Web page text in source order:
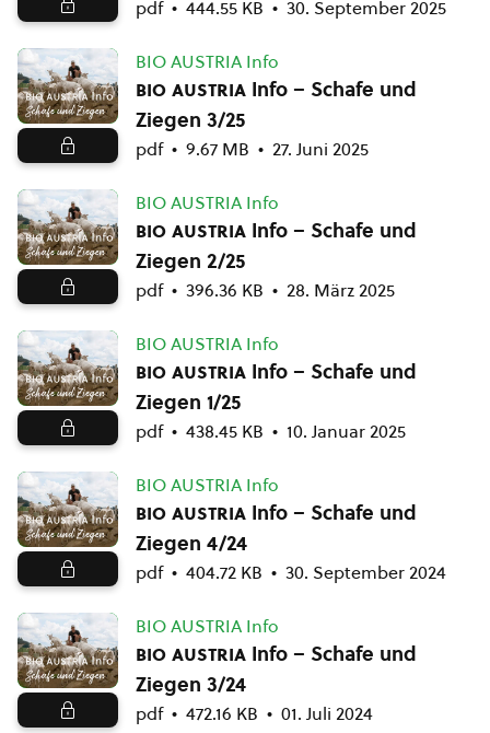
pdf 444.55 KB 30. September 2025
BIO AUSTRIA Info
bio austria Info – Schafe und
Ziegen 3/25
pdf 9.67 MB 27. Juni 2025
BIO AUSTRIA Info
bio austria Info – Schafe und
Ziegen 2/25
pdf 396.36 KB 28. März 2025
BIO AUSTRIA Info
bio austria Info – Schafe und
Ziegen 1/25
pdf 438.45 KB 10. Januar 2025
BIO AUSTRIA Info
bio austria Info – Schafe und
Ziegen 4/24
pdf 404.72 KB 30. September 2024
BIO AUSTRIA Info
bio austria Info – Schafe und
Ziegen 3/24
pdf 472.16 KB 01. Juli 2024